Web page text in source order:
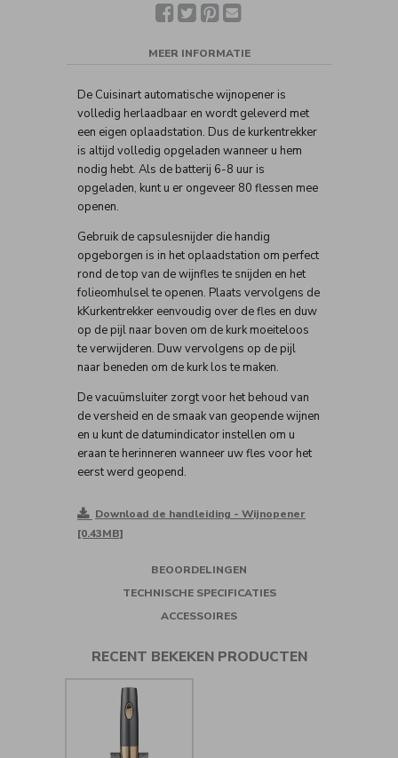
Facebook
TwitterPinterest
Deel
met
vriend(in)
MEER INFORMATIE
De Cuisinart automatische wijnopener is
volledig herlaadbaar en wordt geleverd met
een eigen oplaadstation. Dus de kurkentrekker
is altijd volledig opgeladen wanneer u hem
nodig hebt. Als de batterij 6-8 uur is
opgeladen, kunt u er ongeveer 80 flessen mee
openen.
Gebruik de capsulesnijder die handig
opgeborgen is in het oplaadstation om perfect
rond de top van de wijnfles te snijden en het
folieomhulsel te openen. Plaats vervolgens de
kKurkentrekker eenvoudig over de fles en duw
op de pijl naar boven om de kurk moeiteloos
te verwijderen. Duw vervolgens op de pijl
naar beneden om de kurk los te maken.
De vacuümsluiter zorgt voor het behoud van
de versheid en de smaak van geopende wijnen
en u kunt de datumindicator instellen om u
eraan te herinneren wanneer uw fles voor het
eerst werd geopend.
Download de handleiding - Wijnopener
[0.43MB]
BEOORDELINGEN
TECHNISCHE SPECIFICATIES
ACCESSOIRES
RECENT BEKEKEN PRODUCTEN